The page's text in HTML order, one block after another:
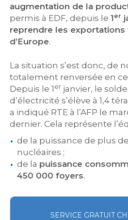
augmentation de la
permis à EDF, depuis le 1er
reprendre les exportations
d’Europe.
La situation s’est donc, de
totalement renversée en ce
Depuis le 1 er janvier, le
d’électricité s’élève à 1,4
a indiqué RTE à l’AFP le
dernier. Cela représente
de la puissance de plus
nucléaires ;
de la puissance
450 000 foyers.
SERVICE GRATUIT